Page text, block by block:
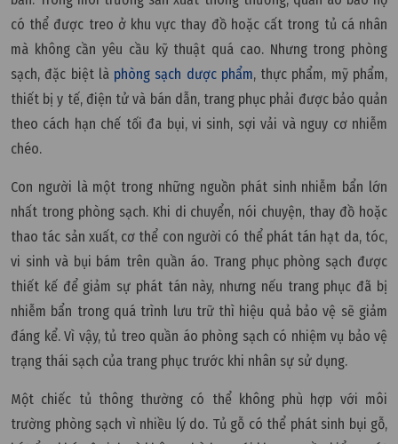
có thể được treo ở khu vực thay đồ hoặc cất trong tủ cá nhân
mà không cần yêu cầu kỹ thuật quá cao. Nhưng trong phòng
sạch, đặc biệt là phòng sạch dược phẩm, thực phẩm, mỹ phẩm,
thiết bị y tế, điện tử và bán dẫn, trang phục phải được bảo quản
theo cách hạn chế tối đa bụi, vi sinh, sợi vải và nguy cơ nhiễm
chéo.
Con người là một trong những nguồn phát sinh nhiễm bẩn lớn
nhất trong phòng sạch. Khi di chuyển, nói chuyện, thay đồ hoặc
thao tác sản xuất, cơ thể con người có thể phát tán hạt da, tóc,
vi sinh và bụi bám trên quần áo. Trang phục phòng sạch được
thiết kế để giảm sự phát tán này, nhưng nếu trang phục đã bị
nhiễm bẩn trong quá trình lưu trữ thì hiệu quả bảo vệ sẽ giảm
đáng kể. Vì vậy, tủ treo quần áo phòng sạch có nhiệm vụ bảo vệ
trạng thái sạch của trang phục trước khi nhân sự sử dụng.
Một chiếc tủ thông thường có thể không phù hợp với môi
trường phòng sạch vì nhiều lý do. Tủ gỗ có thể phát sinh bụi gỗ,